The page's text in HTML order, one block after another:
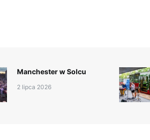
Manchester w Solcu
2 lipca 2026